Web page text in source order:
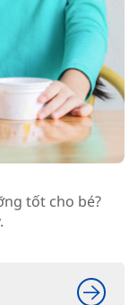
tốt cho bé?